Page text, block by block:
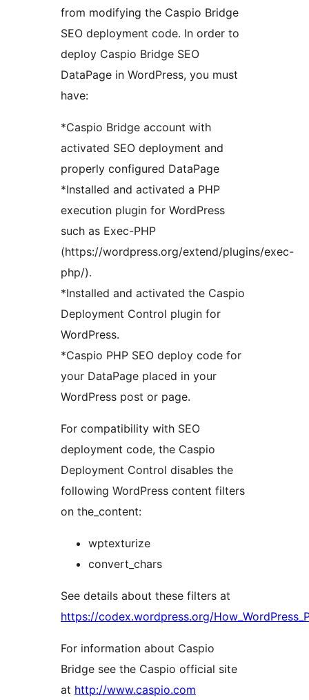
from modifying the Caspio Bridge
SEO deployment code. In order to
deploy Caspio Bridge SEO
DataPage in WordPress, you must
have:
*Caspio Bridge account with
activated SEO deployment and
properly configured DataPage
*Installed and activated a PHP
execution plugin for WordPress
such as Exec-PHP
(https://wordpress.org/extend/plugins/exec-
php/).
*Installed and activated the Caspio
Deployment Control plugin for
WordPress.
*Caspio PHP SEO deploy code for
your DataPage placed in your
WordPress post or page.
For compatibility with SEO
deployment code, the Caspio
Deployment Control disables the
following WordPress content filters
on the_content:
wptexturize
convert_chars
See details about these filters at
https://codex.wordpress.org/
For information about Caspio
Bridge see the Caspio official site
at http://www.caspio.com